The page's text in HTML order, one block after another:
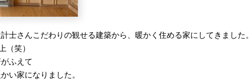
士さんこだわりの観せる建築から、暖かく住める家にしてきました。
（笑）
ふえて
い家になりました。